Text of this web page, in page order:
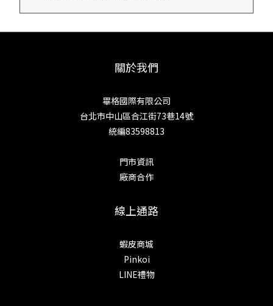
關於我們
畢格國際有限公司
台北市中山區合江街73巷14號
統編83598813
門市資訊
廠商合作
線上通路
蝦皮商城
Pinkoi
LINE禮物